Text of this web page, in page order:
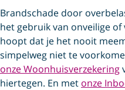
Brandschade door
het gebruik van onveilige
hoopt dat je het nooit
simpelweg niet te
onze Woonhuisverzekering
hiertegen. En met onze